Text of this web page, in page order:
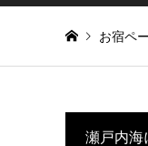
お宿ペ
瀬戸内海